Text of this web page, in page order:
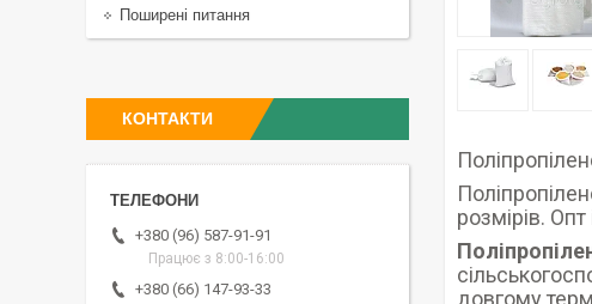
розмірів.
довгому
Поширені питання
КОНТАКТИ
+380 (96) 587-91-91
Працює з 8:00-16:00
+380 (66) 147-93-33